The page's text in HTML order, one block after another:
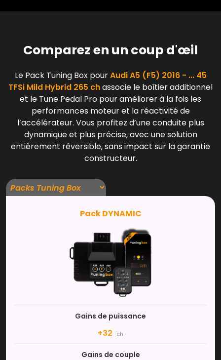
Comparez en un coup d'œil
Le Pack Tuning Box pourAudi A5 (F5) 2016 - ... 45
TFSi Mild Hybrid 265 chassocie le boîtier additionnel
et le Tune Pedal Pro pour améliorer à la fois les
performances moteur et la réactivité de
l’accélérateur. Vous profitez d’une conduite plus
dynamique et plus précise, avec une solution
entièrement réversible, sans impact sur la garantie
constructeur.
Pack DYNAMIC
Gains de puissance
+32 ch
Gains de couple